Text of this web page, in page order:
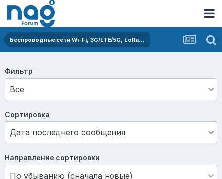
Беспроводные сети Wi-Fi, 3G/LTE/5G, LoRa...
Фильтр
Сортировка
Направление сортировки